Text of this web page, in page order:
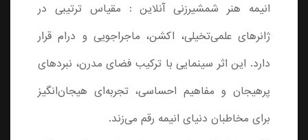
انیمه هنر شمشیرزنی آنلاین : مقیاس ترتیبی در
ژانرهای علمی‌تخیلی، اکشن، ماجراجویی و درام قرار
دارد. این اثر سینمایی با ترکیب فضای مدرن، نبردهای
پرهیجان و مفاهیم احساسی، تجربه‌ای هیجان‌انگیز
برای مخاطبان دنیای انیمه رقم می‌زند.